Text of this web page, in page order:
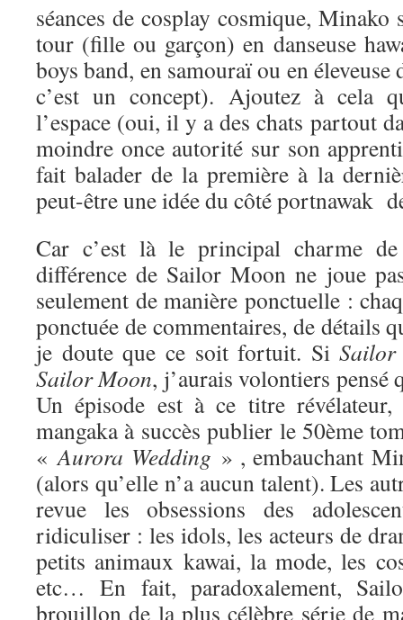
séances de cosplay cosmique,
tour (fille ou garçon) en danseuse
boys band, en samouraï ou en éleveuse
c’est un concept). Ajoutez à cela
l’espace (oui, il y a des chats partout
moindre once autorité sur son
fait balader de la première à la
peut-être une idée du côté portnawak
Car c’est là le principal charme
différence de Sailor Moon ne joue
seulement de manière ponctuelle :
ponctuée de commentaires, de détails
je doute que ce soit fortuit. Si
Sailor Moon, j’aurais volontiers pensé
Un épisode est à ce titre
mangaka à succès publier le 50ème
«Aurora Wedding » , embauchant
(alors qu’elle n’a aucun talent). Les
revue les obsessions des
ridiculiser : les idols, les acteurs de
petits animaux kawai, la mode, les
etc… En fait, paradoxalement,
brouillon de la plus célèbre série de